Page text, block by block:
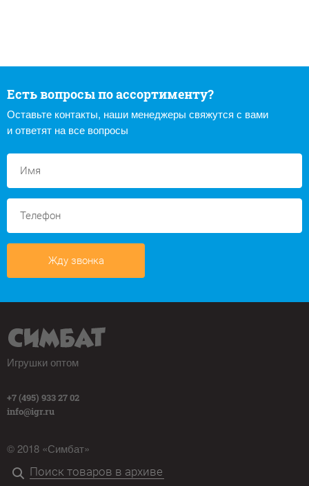
Есть вопросы по ассортименту?
Оставьте контакты, наши менеджеры свяжутся с вами
и ответят на все вопросы
Жду звонка
Игрушки оптом
+7 (495) 933 27 02
info@igr.ru
© 2018 «Симбат»